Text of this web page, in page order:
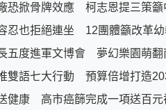
恐掀骨牌效應 柯志恩提三策籲
忍也拒絕連坐 12團體籲改革幼
五度進軍文博會 夢幻樂園萌翻
雙語七大行動 預算倍增打造
健康 高市癌篩完成一項送百元